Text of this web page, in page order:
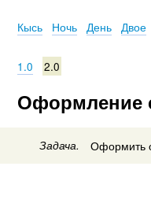
Кысь Ночь День Двое
1.0 2.0
Оформление
Задача. Оформить